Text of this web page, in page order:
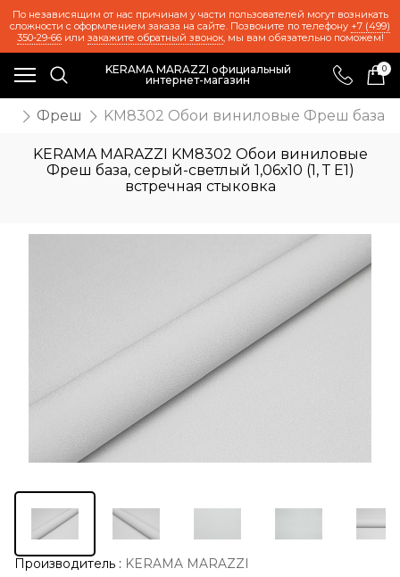
По независящим от нас причинам у части пользователей могут возникать
сложности с оформлением заказа на сайте. Позвоните по телефону +7 (499)
350-29-66или закажите обратный звонок, мы вам обязательно поможем!
KERAMA MARAZZI официальный
интернет-магазин
0
Фреш KM8302 Обои виниловые Фреш база,
KERAMA MARAZZI KM8302 Обои виниловые
Фреш база, серый-светлый 1,06х10 (1, Т E1)
встречная стыковка
Производитель : KERAMA MARAZZI